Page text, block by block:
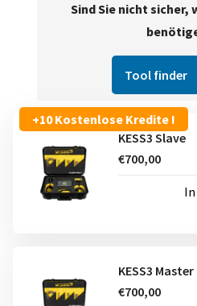
Sind Sie nicht sicher,
Tool finder
+10 Kostenlose Kredite !
KESS3 Slave
€700,00
KESS3 Master
€700,00